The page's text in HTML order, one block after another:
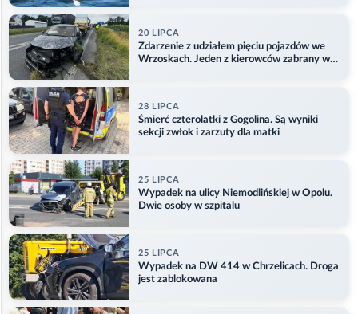
20 LIPCA
Zdarzenie z udziałem pięciu pojazdów we
Wrzoskach. Jeden z kierowców zabrany w
28 LIPCA
Śmierć czterolatki z Gogolina. Są wyniki
sekcji zwłok i zarzuty dla matki
25 LIPCA
Wypadek na ulicy Niemodlińskiej w Opolu.
Dwie osoby w szpitalu
25 LIPCA
Wypadek na DW 414 w Chrzelicach. Droga
jest zablokowana